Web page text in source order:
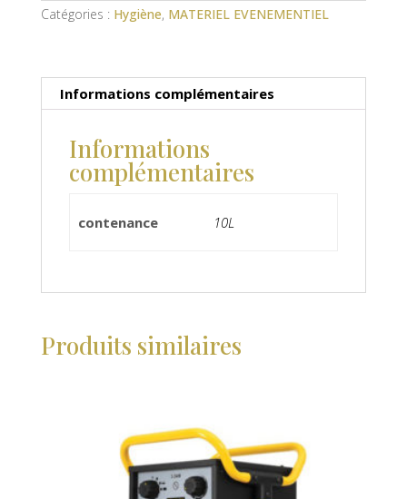
Catégories : Hygiène, MATERIEL EVENEMENTIEL
Informations complémentaires
Informations
complémentaires
contenance 10L
Produits similaires